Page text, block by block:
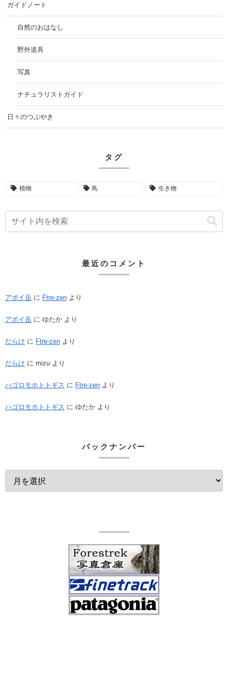
ガイドノート
自然のおはなし
野外道具
写真
ナチュラリストガイド
日々のつぶやき
タグ
植物 鳥 生き物
最近のコメント
アポイ岳 に Ftre-zen より
アポイ岳 に ゆたか より
だらけ に Ftre-zen より
だらけ に mizu より
ハゴロモホトトギス に Ftre-zen より
ハゴロモホトトギス に ゆたか より
バックナンバー